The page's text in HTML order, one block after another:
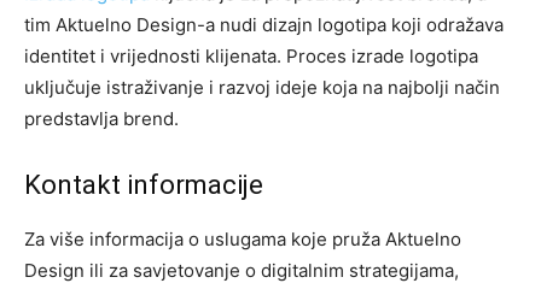
tim Aktuelno Design-a nudi dizajn logotipa koji odražava
identitet i vrijednosti klijenata. Proces izrade logotipa
uključuje istraživanje i razvoj ideje koja na najbolji način
predstavlja brend.
Kontakt informacije
Za više informacija o uslugama koje pruža Aktuelno
Design ili za savjetovanje o digitalnim strategijama,